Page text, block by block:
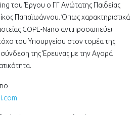
του Έργου ο ΓΓ Ανώτατης Παιδείας
Παπαϊωάννου. Όπως χαρακτηριστικά
COPE-Nano αντιπροσωπεύει
του Υπουργείου στον τομέα της
της Έρευνας με την Αγορά